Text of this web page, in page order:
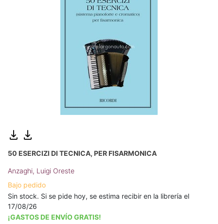
50 ESERCIZI DI TECNICA, PER FISARMONICA
Anzaghi, Luigi Oreste
Bajo pedido
Sin stock. Si se pide hoy, se estima recibir en la librería el
17/08/26
¡GASTOS DE ENVÍO GRATIS!